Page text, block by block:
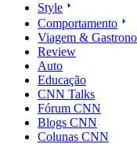
Style
Comportamento
Viagem &
Review
Auto
Educação
CNN Talks
Fórum CNN
Blogs CNN
Colunas CNN